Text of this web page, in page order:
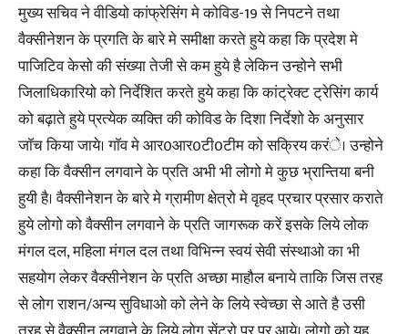
मुख्य सचिव ने वीडियो कांफ्रेसिंग मे कोविड-19 से निपटने तथा
वैक्सीनेशन के प्रगति के बारे मे समीक्षा करते हुये कहा कि प्रदेश मे
पाजिटिव केसो की संख्या तेजी से कम हुये है लेकिन उन्होने सभी
जिलाधिकारियो को निर्देशित करते हुये कहा कि कांट्रेक्ट ट्रेसिंग कार्य
को बढ़ाते हुये प्रत्येक व्यक्ति की कोविड के दिशा निर्देशो केे अनुसार
जाॅच किया जाये। गाॅव मे आर0आर0टी0टीम को सक्रिय करंे। उन्होने
कहा कि वैक्सीन लगवाने के प्रति अभी भी लोगो मे कुछ भ्रान्तिया बनी
हुयी है। वैक्सीनेशन के बारे मे ग्रामीण क्षेत्रो मे वृहद प्रचार प्रसार कराते
हुये लोगो को वैक्सीन लगवाने के प्रति जागरूक करें इसके लिये लोक
मंगल दल, महिला मंगल दल तथा विभिन्न स्वयं सेवी संस्थाओ का भी
सहयोग लेकर वैक्सीनेशन के प्रति अच्छा माहौल बनाये ताकि जिस तरह
से लोग राशन/अन्य सुविधाओ को लेने के लिये स्वेच्छा से आते है उसी